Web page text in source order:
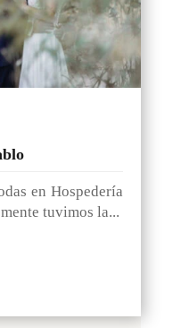
en Hospedería
tuvimos la...